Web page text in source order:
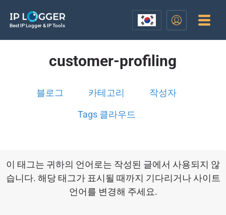
Best IP Logger & IP Tools
customer-profiling
블로그 카테고리 작성자
Tags 클라우드